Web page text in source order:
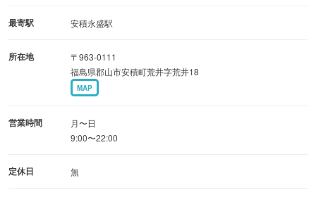
最寄駅 安積永盛駅
所在地
〒963-0111
福島県郡山市安積町荒井字荒井18
MAP
営業時間
月〜日
9:00〜22:00
定休日 無